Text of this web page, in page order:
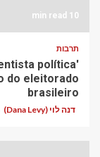
10 min read
תרבות
política
do eleitorado
brasileiro
דנה לוי (Dana Levy)